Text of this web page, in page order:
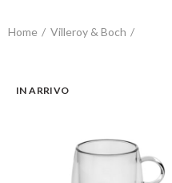
Home Villeroy & Boch
IN ARRIVO